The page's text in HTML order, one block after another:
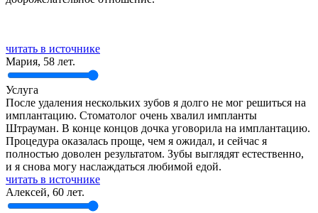
читать в источнике
Мария, 58 лет.
Услуга
После удаления нескольких зубов я долго не мог решиться на
имплантацию. Стоматолог очень хвалил импланты
Штрауман. В конце концов дочка уговорила на имплантацию.
Процедура оказалась проще, чем я ожидал, и сейчас я
полностью доволен результатом. Зубы выглядят естественно,
и я снова могу наслаждаться любимой едой.
читать в источнике
Алексей, 60 лет.